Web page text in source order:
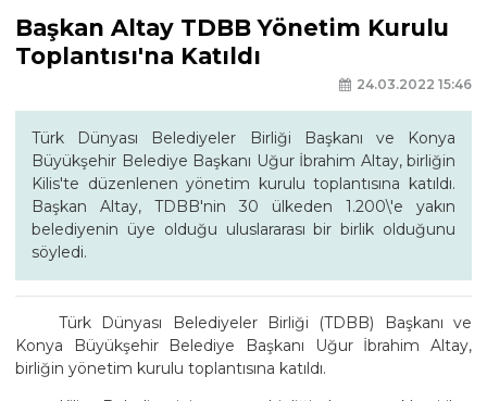
Başkan Altay TDBB Yönetim Kurulu
Toplantısı'na Katıldı
24.03.2022 15:46
Türk Dünyası Belediyeler Birliği Başkanı ve Konya
Büyükşehir Belediye Başkanı Uğur İbrahim Altay, birliğin
Kilis'te düzenlenen yönetim kurulu toplantısına katıldı.
Başkan Altay, TDBB'nin 30 ülkeden 1.200\'e yakın
belediyenin üye olduğu uluslararası bir birlik olduğunu
söyledi.
Türk Dünyası Belediyeler Birliği (TDBB) Başkanı ve
Konya Büyükşehir Belediye Başkanı Uğur İbrahim Altay,
birliğin yönetim kurulu toplantısına katıldı.